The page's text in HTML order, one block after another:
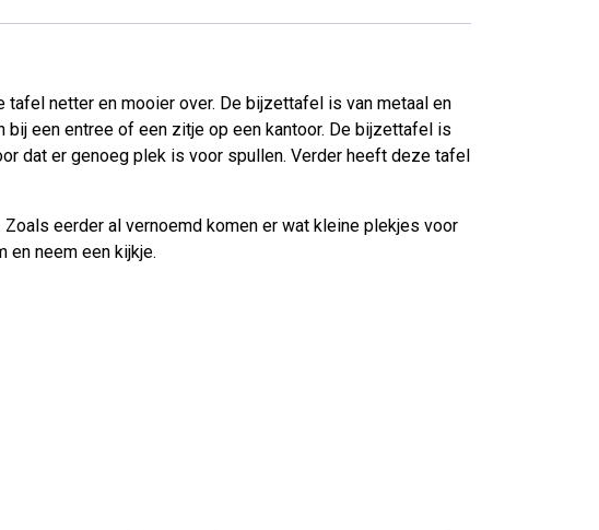
netter en mooier over. De bijzettafel is van metaal en
een entree of een zitje op een kantoor. De bijzettafel is
dat er genoeg plek is voor spullen. Verder heeft deze tafel
eerder al vernoemd komen er wat kleine plekjes voor
en neem een kijkje.